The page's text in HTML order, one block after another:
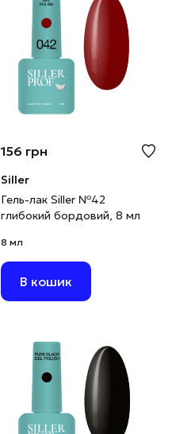
156 грн
Siller
Гель-лак Siller №42
глибокий бордовий, 8 мл
8 мл
В кошик